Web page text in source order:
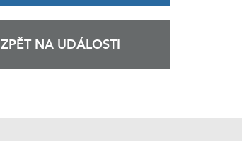
ZPĚT NA UDÁLOSTI